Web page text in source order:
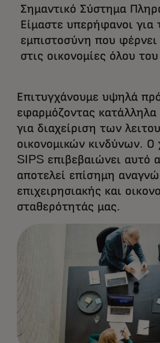
Σημαντικό Σύστημα
Είμαστε υπερήφανοι για
εμπιστοσύνη που
στις οικονομίες όλου
Επιτυγχάνουμε υψηλά
εφαρμόζοντας κατάλληλα
για διαχείριση των
οικονομικών κινδύνων. Ο
SIPS επιβεβαιώνει αυτό
αποτελεί επίσημη
επιχειρησιακής και
σταθερότητάς μας.